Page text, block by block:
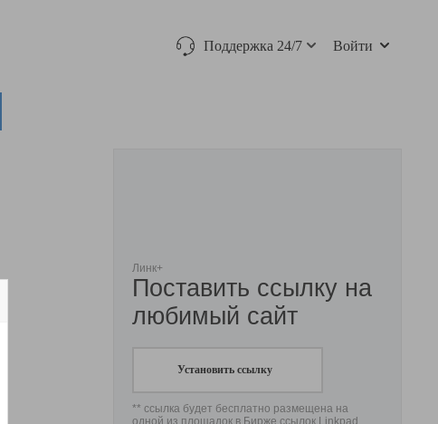
Поддержка 24/7 Войти
Линк+
Поставить ссылку на
любимый сайт
Установить ссылку
** ссылка будет бесплатно размещена на